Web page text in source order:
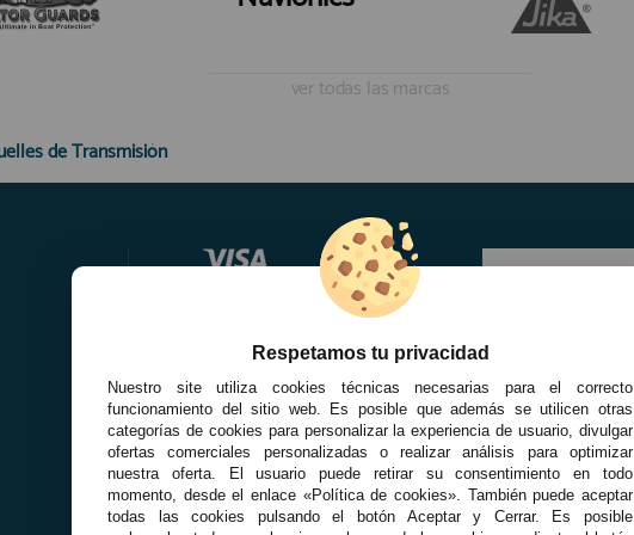
ver todas las marcas
de Transmisión
Respetamos tu privacidad
Nuestro site utiliza cookies técnicas necesarias para el correcto
funcionamiento del sitio web. Es posible que además se utilicen otras
categorías de cookies para personalizar la experiencia de usuario, divulgar
ofertas comerciales personalizadas o realizar análisis para optimizar
nuestra oferta. El usuario puede retirar su consentimiento en todo
momento, desde el enlace «Política de cookies». También puede aceptar
todas las cookies pulsando el botón Aceptar y Cerrar. Es posible